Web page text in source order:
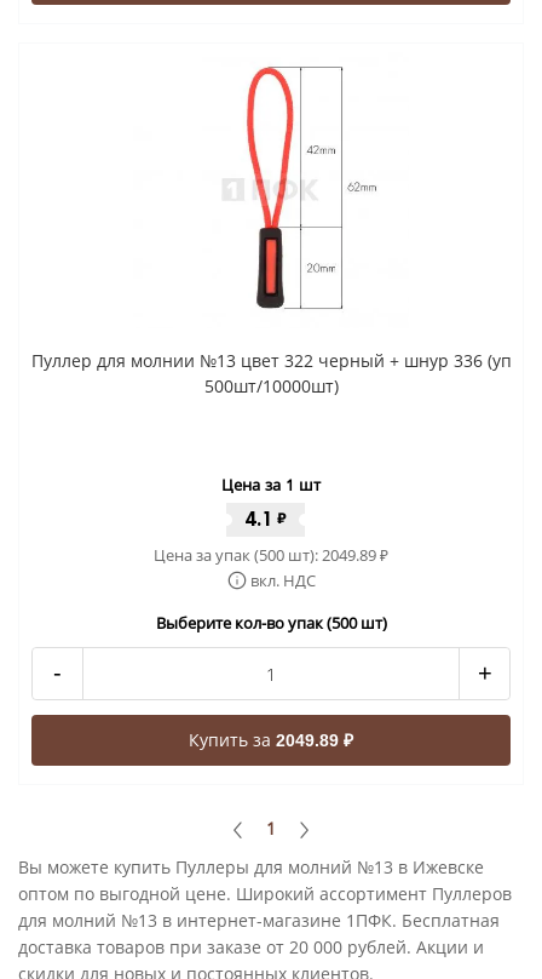
Пуллер для молнии №13 цвет 322 черный + шнур 336 (уп
500шт/10000шт)
Цена за 1 шт
4.1 ₽
Цена за упак (500 шт):2049.89₽
вкл. НДС
Выберите кол-во упак (500 шт)
- +
Купить за 2049.89 ₽
1
Вы можете купить Пуллеры для молний №13 в Ижевске
оптом по выгодной цене. Широкий ассортимент Пуллеров
для молний №13 в интернет-магазине 1ПФК. Бесплатная
доставка товаров при заказе от 20 000 рублей. Акции и
скидки для новых и постоянных клиентов.